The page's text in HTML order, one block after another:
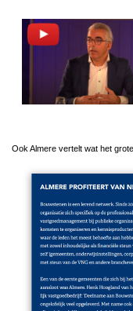
Image
Ook Almere vertelt wat het